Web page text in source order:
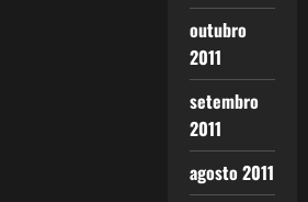
outubro
2011
setembro
2011
agosto 2011